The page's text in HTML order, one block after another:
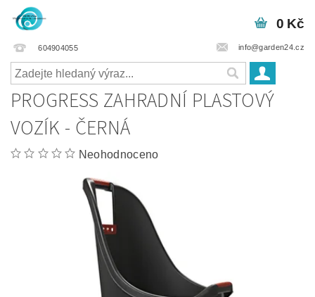
604904055 info@garden24.cz
0 Kč
PROGRESS ZAHRADNÍ PLASTOVÝ
VOZÍK - ČERNÁ
Neohodnoceno